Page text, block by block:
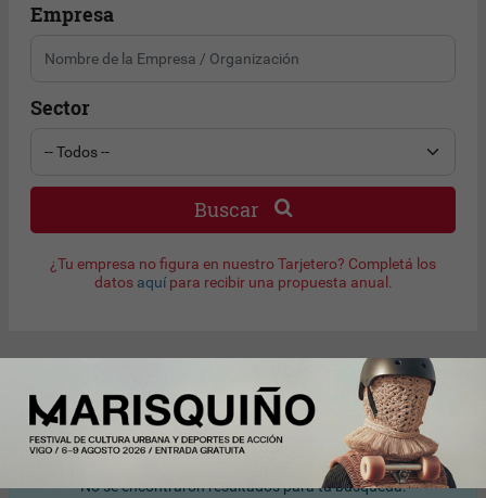
Empresa
Sector
Buscar
¿Tu empresa no figura en nuestro Tarjetero? Completá los
datos aquípara recibir una propuesta anual.
Resultado de búsqueda
No se encontraron resultados para tu búsqueda.